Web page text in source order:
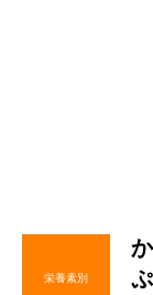
栄養素別